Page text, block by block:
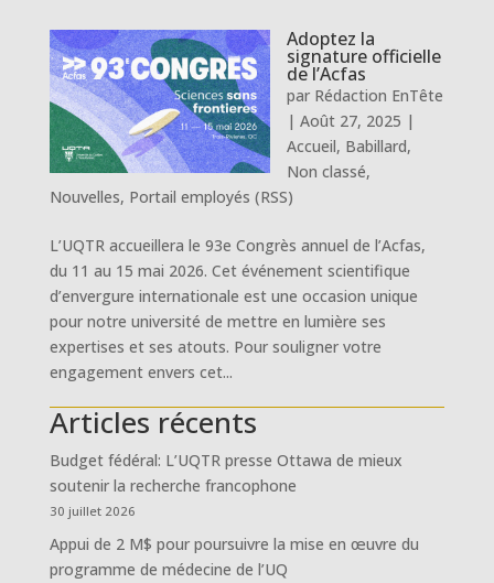
Adoptez la
signature officielle
de l’Acfas
par Rédaction EnTête
| Août 27, 2025 |
Accueil, Babillard,
Non classé,
Nouvelles, Portail employés (RSS)
L’UQTR accueillera le 93e Congrès annuel de l’Acfas,
du 11 au 15 mai 2026. Cet événement scientifique
d’envergure internationale est une occasion unique
pour notre université de mettre en lumière ses
expertises et ses atouts. Pour souligner votre
engagement envers cet...
Articles récents
Budget fédéral: L’UQTR presse Ottawa de mieux
soutenir la recherche francophone
30 juillet 2026
Appui de 2 M$ pour poursuivre la mise en œuvre du
programme de médecine de l’UQ